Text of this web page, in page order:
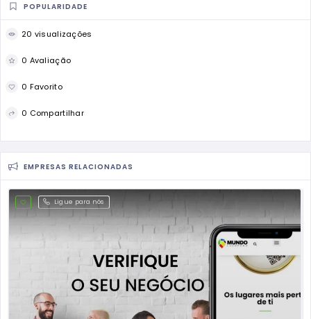
POPULARIDADE
20 visualizações
0 Avaliação
0 Favorito
0 Compartilhar
EMPRESAS RELACIONADAS
Ligue para nós